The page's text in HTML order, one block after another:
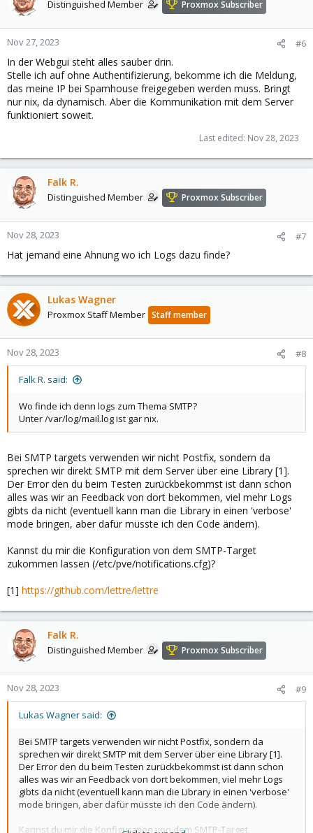
Distinguished Member Proxmox Subscriber
Nov 27, 2023 #6
In der Webgui steht alles sauber drin.
Stelle ich auf ohne Authentifizierung, bekomme ich die Meldung,
das meine IP bei Spamhouse freigegeben werden muss. Bringt
nur nix, da dynamisch. Aber die Kommunikation mit dem Server
funktioniert soweit.
Last edited: Nov 28, 2023
Falk R.
Distinguished Member Proxmox Subscriber
Nov 28, 2023 #7
Hat jemand eine Ahnung wo ich Logs dazu finde?
Lukas Wagner
Proxmox Staff Member Staff member
Nov 28, 2023 #8
Falk R. said:
Wo finde ich denn logs zum Thema SMTP?
Unter /var/log/mail.log ist gar nix.
Bei SMTP targets verwenden wir nicht Postfix, sondern da
sprechen wir direkt SMTP mit dem Server über eine Library [1].
Der Error den du beim Testen zurückbekommst ist dann schon
alles was wir an Feedback von dort bekommen, viel mehr Logs
gibts da nicht (eventuell kann man die Library in einen 'verbose'
mode bringen, aber dafür müsste ich den Code ändern).
Kannst du mir die Konfiguration von dem SMTP-Target
zukommen lassen (/etc/pve/notifications.cfg)?
[1] https://github.com/lettre/lettre
Falk R.
Distinguished Member Proxmox Subscriber
Nov 28, 2023 #9
Lukas Wagner said:
Bei SMTP targets verwenden wir nicht Postfix, sondern da
sprechen wir direkt SMTP mit dem Server über eine Library [1].
Der Error den du beim Testen zurückbekommst ist dann schon
alles was wir an Feedback von dort bekommen, viel mehr Logs
gibts da nicht (eventuell kann man die Library in einen 'verbose'
mode bringen, aber dafür müsste ich den Code ändern).
Kannst du mir die Konfiguration von dem SMTP-Target